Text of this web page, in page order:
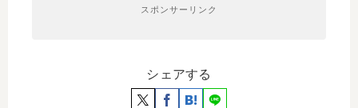
スポンサーリンク
シェアする